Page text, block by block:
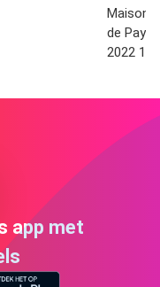
Maison
de Pays
2022
app met